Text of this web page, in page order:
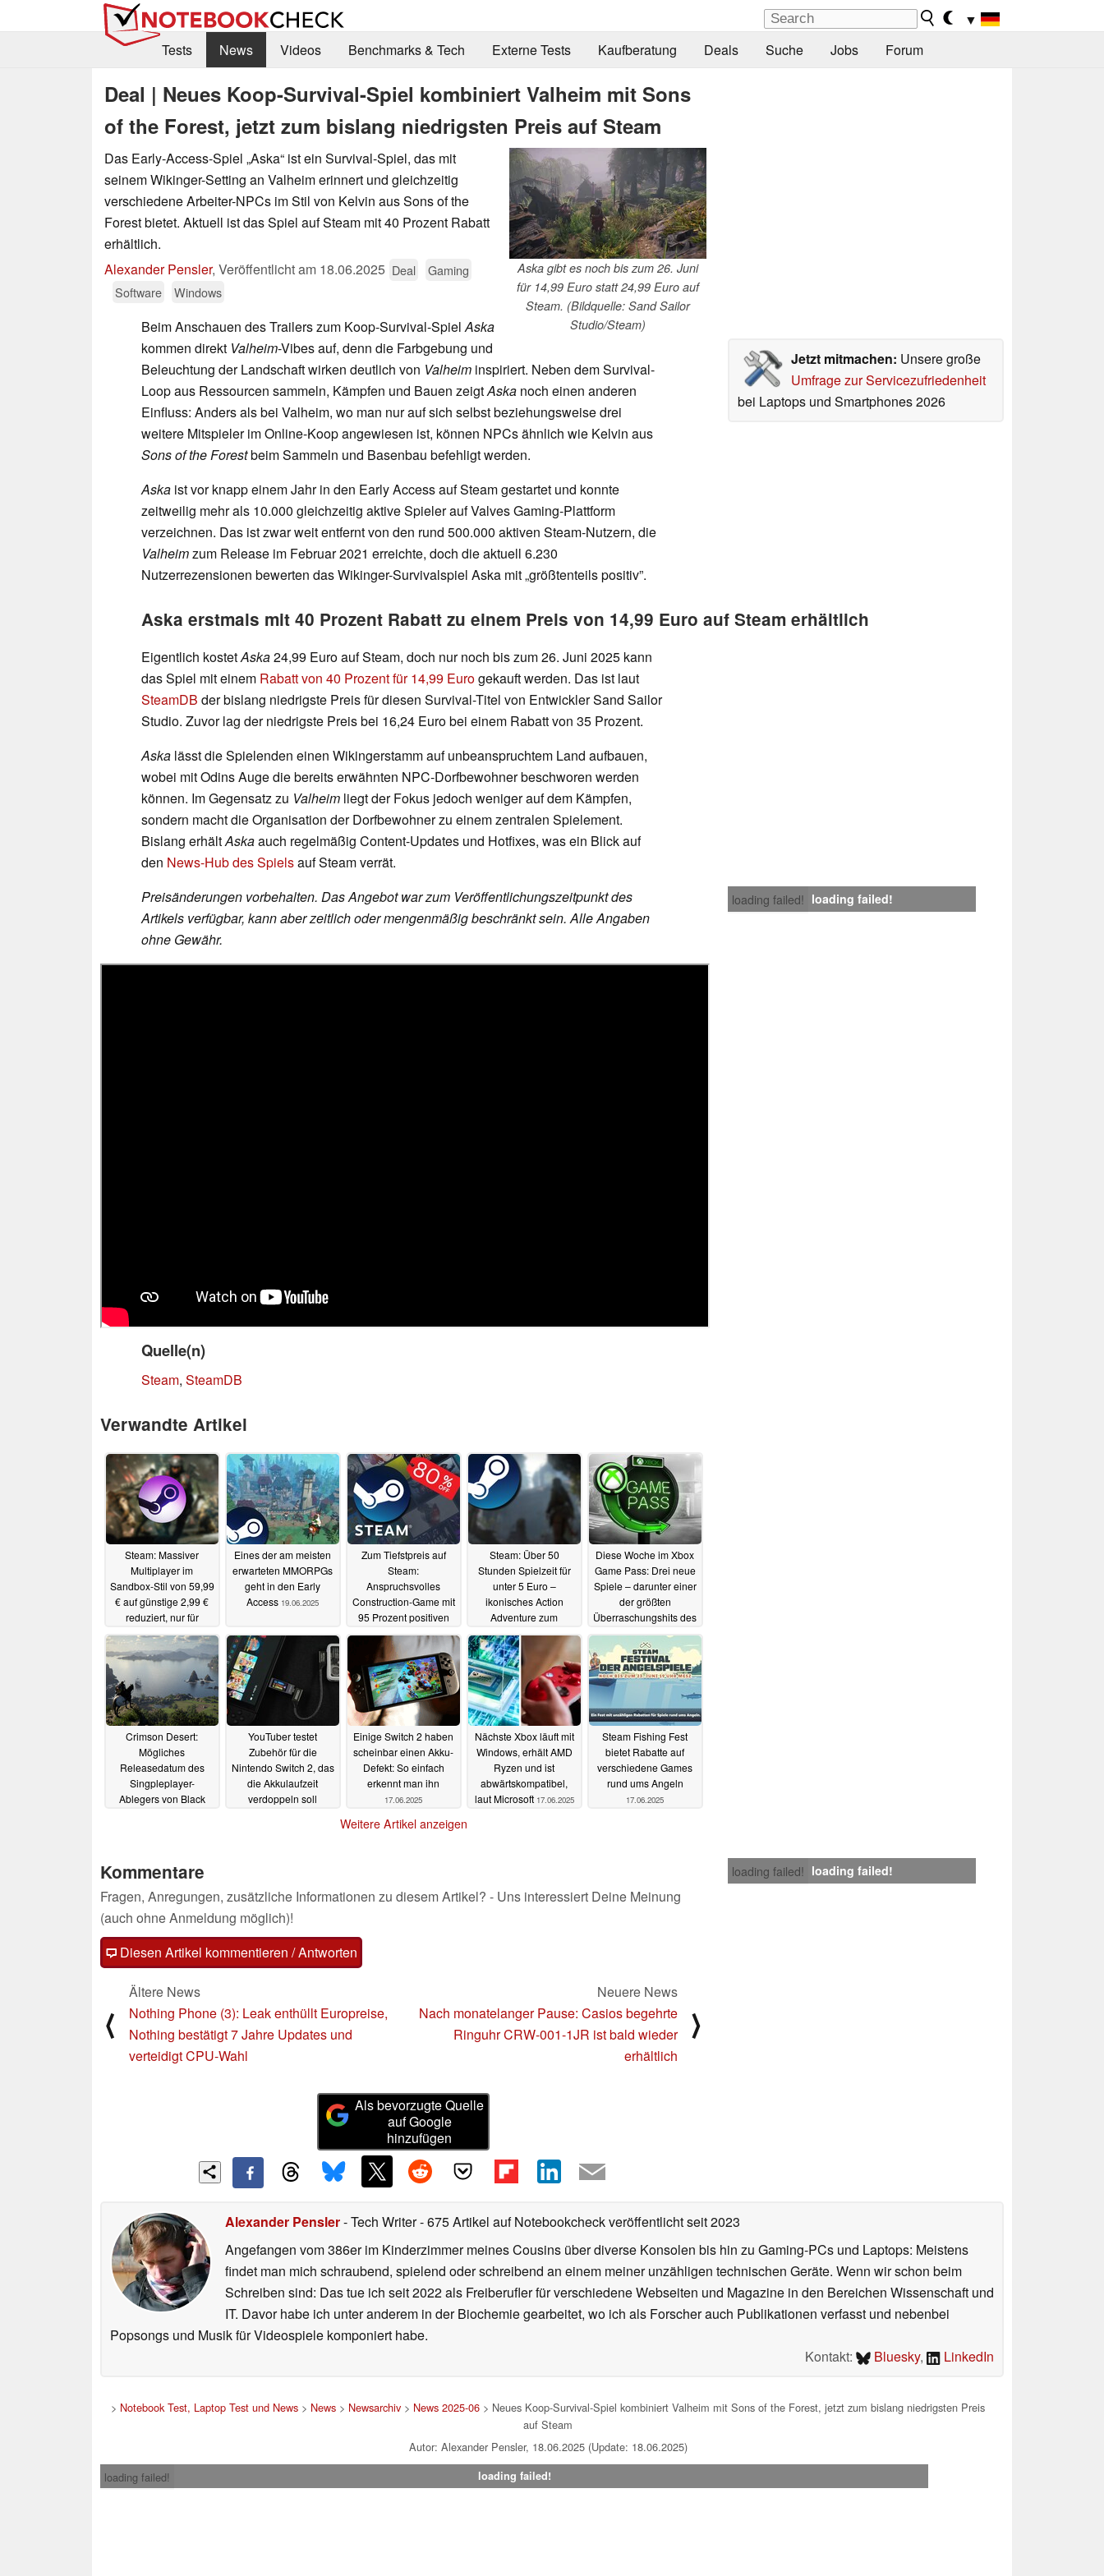
▼
Tests
News Videos Benchmarks & Tech Externe Tests Kaufberatung Deals Suche Jobs Forum
Deal | Neues Koop-Survival-Spiel kombiniert Valheim mit Sons
of the Forest, jetzt zum bislang niedrigsten Preis auf Steam
Aska gibt es noch bis zum 26. Juni
für 14,99 Euro statt 24,99 Euro auf
Steam. (Bildquelle: Sand Sailor
Studio/Steam)
Das Early-Access-Spiel „Aska“ ist ein Survival-Spiel, das mit
seinem Wikinger-Setting an Valheim erinnert und gleichzeitig
verschiedene Arbeiter-NPCs im Stil von Kelvin aus Sons of the
Forest bietet. Aktuell ist das Spiel auf Steam mit 40 Prozent Rabatt
erhältlich.
Alexander Pensler, Veröffentlicht am 18.06.2025 Deal
Gaming
Software
Windows
Jetzt mitmachen: Unsere große
Umfrage zur Servicezufriedenheit
bei Laptops und Smartphones 2026
Beim Anschauen des Trailers zum Koop-Survival-SpielAska
kommen direkt Valheim-Vibes auf, denn die Farbgebung und
Beleuchtung der Landschaft wirken deutlich von Valheim inspiriert. Neben dem Survival-
Loop aus Ressourcen sammeln, Kämpfen und Bauen zeigtAska noch einen anderen
Einfluss: Anders als bei Valheim, wo man nur auf sich selbst beziehungsweise drei
weitere Mitspieler im Online-Koop angewiesen ist, können NPCs ähnlich wie Kelvin aus
Sons of the Forestbeim Sammeln und Basenbau befehligt werden.
Aska ist vor knapp einem Jahr in den Early Access auf Steam gestartet und konnte
zeitweilig mehr als 10.000 gleichzeitig aktive Spieler auf Valves Gaming-Plattform
verzeichnen. Das ist zwar weit entfernt von den rund 500.000 aktiven Steam-Nutzern, die
Valheimzum Release im Februar 2021 erreichte, doch die aktuell 6.230
Nutzerrezensionen bewerten das Wikinger-Survivalspiel Aska mit „größtenteils positiv”.
Aska erstmals mit 40 Prozent Rabatt zu einem Preis von 14,99 Euro auf Steam erhältlich
Eigentlich kostetAska24,99 Euro auf Steam, doch nur noch bis zum 26. Juni 2025 kann
das Spiel mit einem Rabatt von 40 Prozent für 14,99 Eurogekauft werden. Das ist laut
SteamDB der bislang niedrigste Preis für diesen Survival-Titel von Entwickler Sand Sailor
Studio. Zuvor lag der niedrigste Preis bei 16,24 Euro bei einem Rabatt von 35 Prozent.
Aska lässt die Spielenden einen Wikingerstamm auf unbeanspruchtem Land aufbauen,
wobei mit Odins Auge die bereits erwähnten NPC-Dorfbewohner beschworen werden
können. Im Gegensatz zu Valheim liegt der Fokus jedoch weniger auf dem Kämpfen,
sondern macht die Organisation der Dorfbewohner zu einem zentralen Spielement.
Bislang erhältAskaauch regelmäßig Content-Updates und Hotfixes, was ein Blick auf
den News-Hub des Spielsauf Steam verrät.
loading failed! loading failed!
Preisänderungen vorbehalten. Das Angebot war zum Veröffentlichungszeitpunkt des
Artikels verfügbar, kann aber zeitlich oder mengenmäßig beschränkt sein. Alle Angaben
ohne Gewähr.
Quelle(n)
Steam, SteamDB
Verwandte Artikel
Steam: Massiver
Multiplayer im
Sandbox-Stil von 59,99
€ auf günstige 2,99 €
reduziert, nur für
wenige Tage20.06.2025
Eines der am meisten
erwarteten MMORPGs
geht in den Early
Access 19.06.2025
Zum Tiefstpreis auf
Steam:
Anspruchsvolles
Construction-Game mit
95 Prozent positiven
Bewertungen für rund
2,50 Euro im Sale
19.06.2025
Steam: Über 50
Stunden Spielzeit für
unter 5 Euro –
ikonisches Action
Adventure zum
Tiefstpreis im Sale
18.06.2025
Diese Woche im Xbox
Game Pass: Drei neue
Spiele – darunter einer
der größten
Überraschungshits des
Jahres18.06.2025
Crimson Desert:
Mögliches
Releasedatum des
Singpleplayer-
Ablegers von Black
YouTuber testet
Zubehör für die
Nintendo Switch 2, das
die Akkulaufzeit
verdoppeln soll
Einige Switch 2 haben
scheinbar einen Akku-
Defekt: So einfach
erkennt man ihn
17.06.2025
Nächste Xbox läuft mit
Windows, erhält AMD
Ryzen und ist
abwärtskompatibel,
laut Microsoft 17.06.2025
Steam Fishing Fest
bietet Rabatte auf
verschiedene Games
rund ums Angeln
17.06.2025
Weitere Artikel anzeigen
loading failed! loading failed!
Kommentare
Fragen, Anregungen, zusätzliche Informationen zu diesem Artikel? - Uns interessiert Deine Meinung
(auch ohne Anmeldung möglich)!
Diesen Artikel kommentieren / Antworten
⟨
Ältere News
Nothing Phone (3): Leak enthüllt Europreise,
Nothing bestätigt 7 Jahre Updates und
verteidigt CPU-Wahl
Neuere News
Nach monatelanger Pause: Casios begehrte
Ringuhr CRW-001-1JR ist bald wieder
erhältlich
⟩
Als bevorzugte Quelle
auf Google
hinzufügen
Alexander Pensler- Tech Writer- 675 Artikel auf Notebookcheck veröffentlichtseit 2023
Angefangen vom 386er im Kinderzimmer meines Cousins über diverse Konsolen bis hin zu Gaming-PCs und Laptops: Meistens
findet man mich schraubend, spielend oder schreibend an einem meiner unzähligen technischen Geräte. Wenn wir schon beim
Schreiben sind: Das tue ich seit 2022 als Freiberufler für verschiedene Webseiten und Magazine in den Bereichen Wissenschaft und
IT. Davor habe ich unter anderem in der Biochemie gearbeitet, wo ich als Forscher auch Publikationen verfasst und nebenbei
Popsongs und Musik für Videospiele komponiert habe.
Kontakt:
Bluesky, LinkedIn
> Notebook Test, Laptop Test und News > News > Newsarchiv > News 2025-06 > Neues Koop-Survival-Spiel kombiniert Valheim mit Sons of the Forest, jetzt zum bislang niedrigsten Preis
auf Steam
Autor: Alexander Pensler, 18.06.2025 (Update: 18.06.2025)
loading failed!
loading failed!